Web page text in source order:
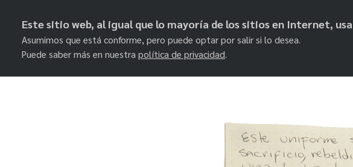
Este sitio web, al igual que lo mayoría de los sitios en Internet,
Asumimos que está conforme, pero puede optar por salir si lo desea.
Puede saber más en nuestra política de privacidad.